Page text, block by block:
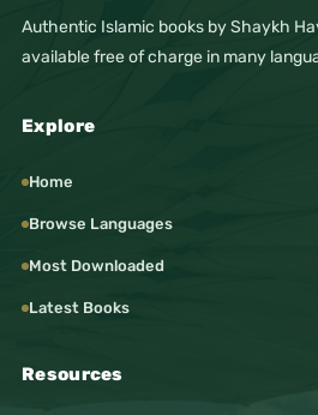
Authentic Islamic books by Shaykh
available free of charge in many
Explore
Home
Browse Languages
Most Downloaded
Latest Books
Resources